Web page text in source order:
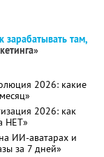
зарабатывать там,
2026: какие
2026: как
НЕТ»
ИИ-аватарах и
за 7 дней»